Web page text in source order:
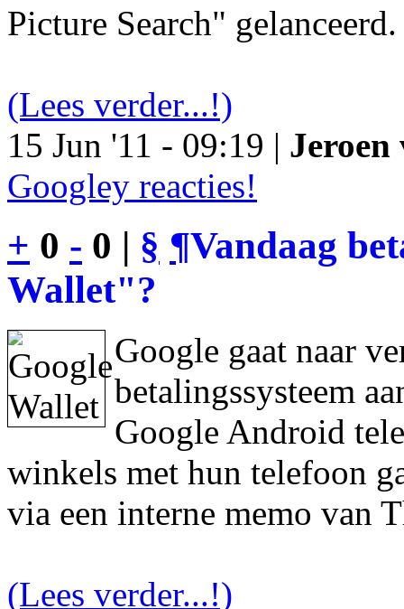
Picture Search" gelanceerd.
(Lees verder...!)
15 Jun '11 - 09:19 | Jeroen
Googley reacties!
+ 0 - 0 | § ¶Vandaag
Wallet"?
Google gaat naar
betalingssysteem
Google Android
winkels met hun telefoon
via een interne memo van
(Lees verder...!)